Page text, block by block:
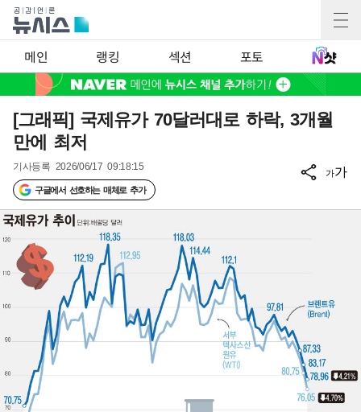
메인 랭킹 섹션 포토
[그래픽] 국제유가 70달러대로 하락, 3개월
만에 최저
기사등록 2026/06/17 09:18:15
구글에서 선호하는 매체로 추가
가가